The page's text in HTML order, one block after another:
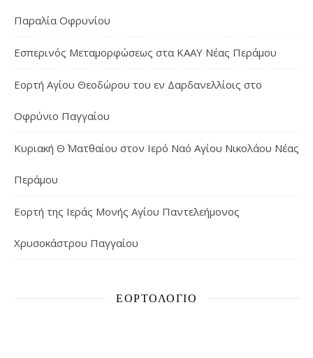
Παραλία Οφρυνίου
Εσπερινός Μεταμορφώσεως στα ΚΑΑΥ Νέας Περάμου
Εορτή Αγίου Θεοδώρου του εν Δαρδανελλίοις στο
Οφρύνιο Παγγαίου
Κυριακή Θ΄ Ματθαίου στον Ιερό Ναό Αγίου Νικολάου Νέας
Περάμου
Εορτή της Ιεράς Μονής Αγίου Παντελεήμονος
Χρυσοκάστρου Παγγαίου
ΕΟΡΤΟΛΌΓΙΟ